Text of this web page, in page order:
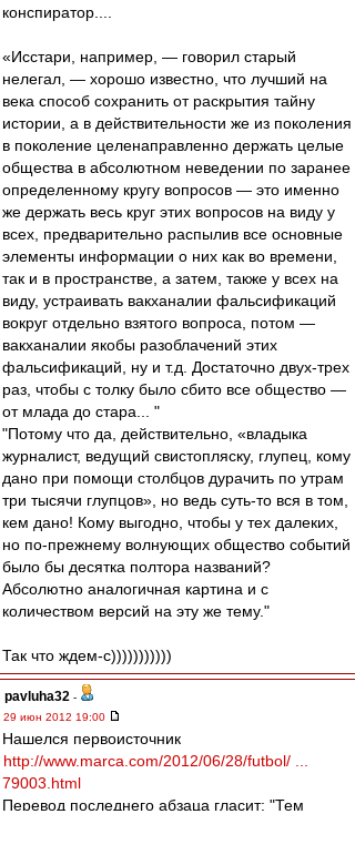
конспиратор....
«Исстари, например, — говорил старый
нелегал, — хорошо известно, что лучший на
века способ сохранить от раскрытия тайну
истории, а в действительности же из поколения
в поколение целенаправленно держать целые
общества в абсолютном неведении по заранее
определенному кругу вопросов — это именно
же держать весь круг этих вопросов на виду у
всех, предварительно распылив все основные
элементы информации о них как во времени,
так и в пространстве, а затем, также у всех на
виду, устраивать вакханалии фальсификаций
вокруг отдельно взятого вопроса, потом —
вакханалии якобы разоблачений этих
фальсификаций, ну и т.д. Достаточно двух-трех
раз, чтобы с толку было сбито все общество —
от млада до стара... "
"Потому что да, действительно, «владыка
журналист, ведущий свистопляску, глупец, кому
дано при помощи столбцов дурачить по утрам
три тысячи глупцов», но ведь суть-то вся в том,
кем дано! Кому выгодно, чтобы у тех далеких,
но по-прежнему волнующих общество событий
было бы десятка полтора названий?
Абсолютно аналогичная картина и с
количеством версий на эту же тему."
Так что ждем-с)))))))))))
pavluha32 -
29 июн 2012 19:00
Нашелся первоисточник
http://www.marca.com/2012/06/28/futbol/ ...
79003.html
Перевод последнего абзаца гласит: "Тем